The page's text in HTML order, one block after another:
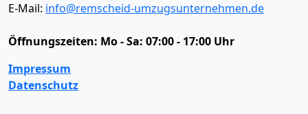
E-Mail: info@remscheid-umzugsunternehmen.de
Öffnungszeiten: Mo - Sa: 07:00 - 17:00 Uhr
Impressum
Datenschutz